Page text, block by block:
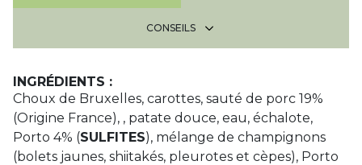
CONSEILS
INGRÉDIENTS :
Choux de Bruxelles, carottes, sauté de porc 19%
(Origine France), , patate douce, eau, échalote,
Porto 4% (SULFITES), mélange de champignons
(bolets jaunes, shiitakés, pleurotes et cèpes), Porto